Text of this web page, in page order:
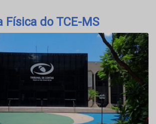
Física do TCE-MS